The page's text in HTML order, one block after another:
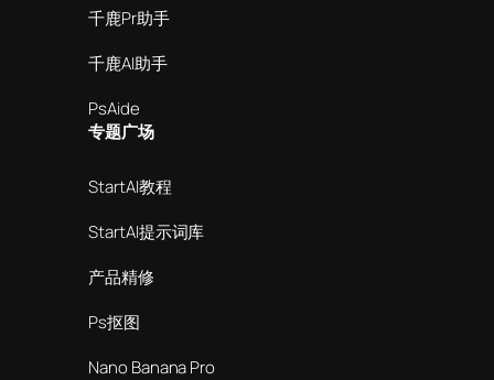
千鹿Pr助手
千鹿AI助手
PsAide
专题广场
StartAI教程
StartAI提示词库
产品精修
Ps抠图
Nano Banana Pro